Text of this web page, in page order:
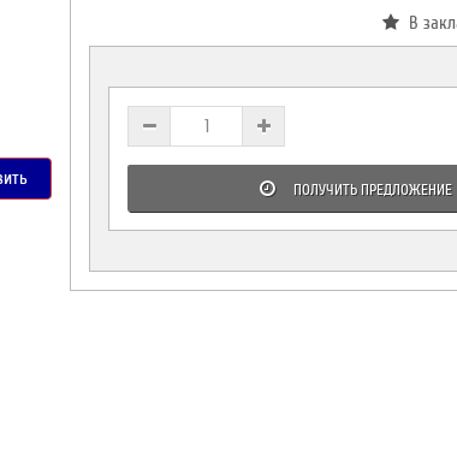
В
ПОЛУЧИТЬ ПРЕДЛОЖЕНИЕ